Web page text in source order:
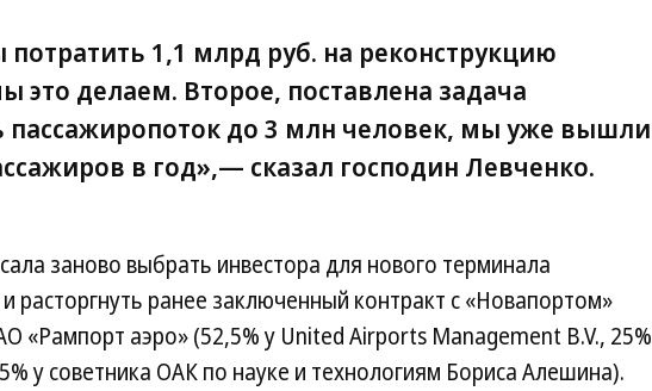
1,1 млрд руб. на реконструкцию
это делаем. Второе, поставлена задача
пассажиропоток до 3 млн человек, мы уже вышли
в год»,— сказал господин Левченко.
заново выбрать инвестора для нового терминала
расторгнуть ранее заключенный контракт с «Новапортом»
«Рампорт аэро» (52,5% у United Airports Management B.V., 25%
у советника ОАК по науке и технологиям Бориса Алешина).